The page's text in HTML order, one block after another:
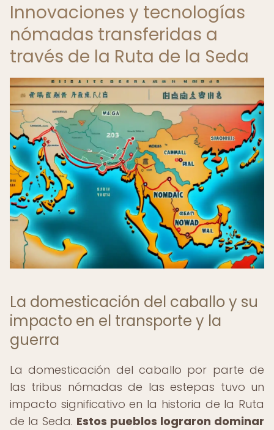
Innovaciones y tecnologías
nómadas transferidas a
través de la Ruta de la Seda
La domesticación del caballo y su
impacto en el transporte y la
guerra
La domesticación del caballo por parte de
las tribus nómadas de las estepas tuvo un
impacto significativo en la historia de la Ruta
de la Seda. Estos pueblos lograron dominar